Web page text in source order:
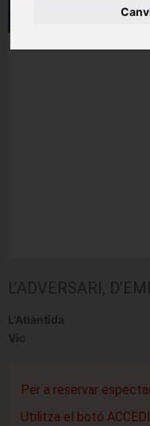
L’ADVERSARI,
L'Atlàntida
Vic
Per a reservar
Utilitza el botó